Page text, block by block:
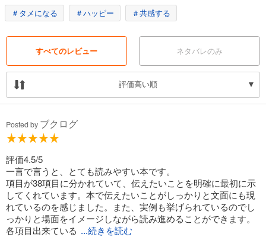
＃タメになる ＃ハッピー ＃共感する
すべてのレビュー ネタバレのみ
評価高い順
Posted by ブクログ
評価4.5/5
一言で言うと、とても読みやすい本です。
項目が38項目に分かれていて、伝えたいことを明確に最初に示
してくれています。本で伝えたいことがしっかりと文面にも現
れているのを感じました。また、実例も挙げられているのでし
っかりと場面をイメージしながら読み進めることができます。
各項目出来ている ...続きを読む